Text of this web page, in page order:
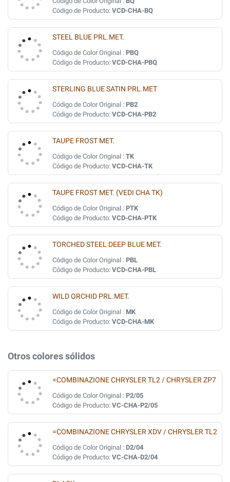
Código de Producto: VCD-CHA-BQ
STEEL BLUE PRL.MET.
Código de Color Original : PBQ
Código de Producto: VCD-CHA-PBQ
STERLING BLUE SATIN PRL.MET
Código de Color Original : PB2
Código de Producto: VCD-CHA-PB2
TAUPE FROST MET.
Código de Color Original : TK
Código de Producto: VCD-CHA-TK
TAUPE FROST MET. (VEDI CHA TK)
Código de Color Original : PTK
Código de Producto: VCD-CHA-PTK
TORCHED STEEL DEEP BLUE MET.
Código de Color Original : PBL
Código de Producto: VCD-CHA-PBL
WILD ORCHID PRL.MET.
Código de Color Original : MK
Código de Producto: VCD-CHA-MK
Otros colores sólidos
=COMBINAZIONE CHRYSLER TL2 / CHRYSLER ZP7
Código de Color Original : P2/05
Código de Producto: VC-CHA-P2/05
=COMBINAZIONE CHRYSLER XDV / CHRYSLER TL2
Código de Color Original : D2/04
Código de Producto: VC-CHA-D2/04